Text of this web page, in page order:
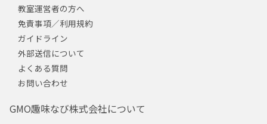
教室運営者の方へ
免責事項／利用規約
ガイドライン
外部送信について
よくある質問
お問い合わせ
GMO趣味なび株式会社について